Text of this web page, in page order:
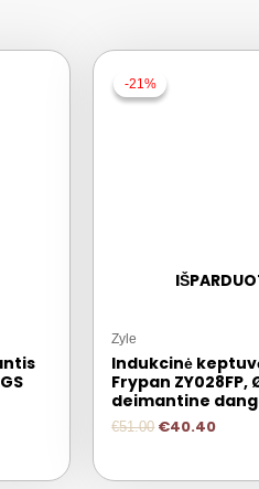
-21%
-21%
Zyle
Indukcinė
Frypan ZY028FP,
deimantine
€51.00 €40.40